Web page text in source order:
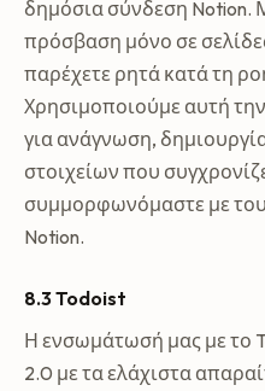
δημόσια σύνδεση Notion.
πρόσβαση μόνο σε
παρέχετε ρητά κατά τη
Χρησιμοποιούμε αυτή
για ανάγνωση,
στοιχείων που
συμμορφωνόμαστε με
Notion.
8.3 Todoist
Η ενσωμάτωσή μας με το
2.0 με τα ελάχιστα